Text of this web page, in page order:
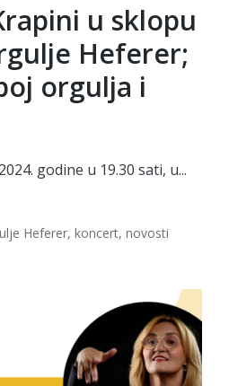
u sklopu
Heferer;
orgulja i
godine u 19.30 sati, u...
Heferer, koncert, novosti